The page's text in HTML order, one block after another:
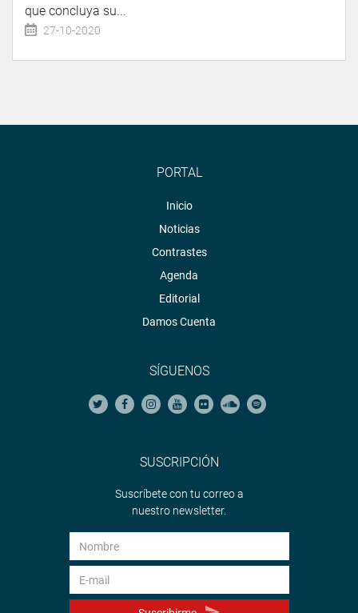
que concluya su...
27-10-2020
PORTAL
Inicio
Noticias
Contrastes
Agenda
Editorial
Damos Cuenta
SÍGUENOS
SUSCRIPCIÓN
Suscríbete con tu correo a
nuestro newsletter.